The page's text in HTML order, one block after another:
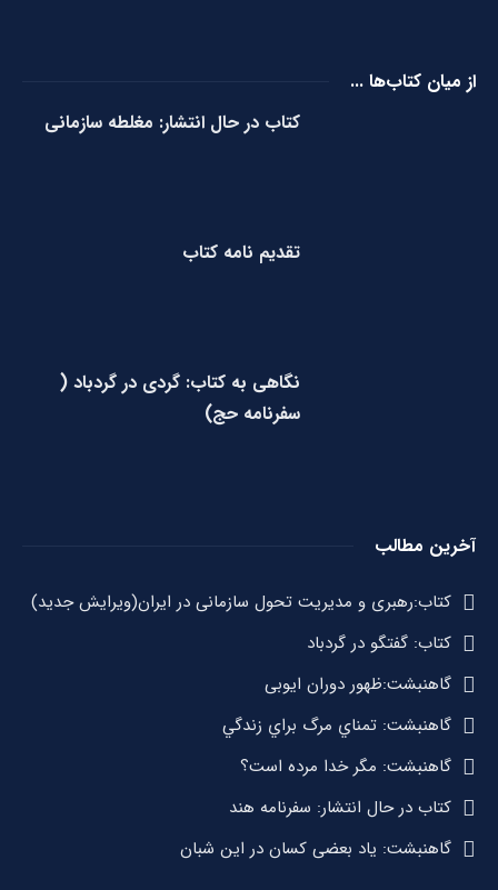
از میان کتاب‌ها ...
کتاب در حال انتشار: مغلطه سازمانی
تقدیم نامه کتاب
نگاهی به کتاب: گردی در گردباد (
سفرنامه حج)
آخرین مطالب
کتاب:رهبری و مدیریت تحول سازمانی در ایران(ویرایش جدید)
کتاب: گفتگو در گردباد
گاهنبشت:ظهور دوران ايوبی
گاهنبشت: تمناي مرگ براي زندگي
گاهنبشت: مگر خدا مرده است؟
کتاب در حال انتشار: سفرنامه هند
گاهنبشت: یاد بعضی کسان در این شبان